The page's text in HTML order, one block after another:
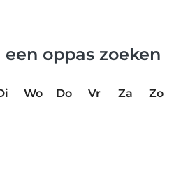
oppas zoeken
Wo Do Vr Za
Zo